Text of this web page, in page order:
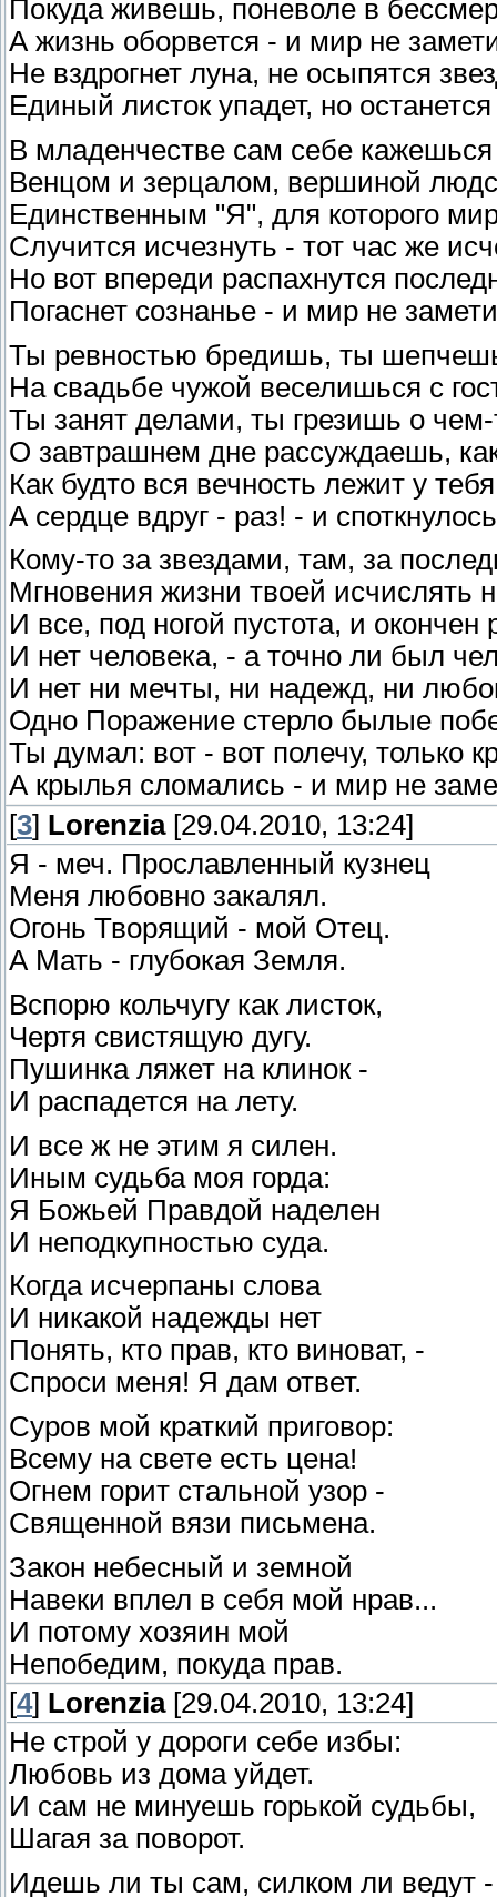
Покуда живешь, поневоле в
А жизнь оборвется - и мир не
Не вздрогнет луна, не осыпятся
Единый листок упадет, но
В младенчестве сам себе
Венцом и зерцалом, вершиной
Единственным "Я", для которого
Случится исчезнуть - тот час же
Но вот впереди распахнутся
Погаснет сознанье - и мир не
Ты ревностью бредишь, ты
На свадьбе чужой веселишься с
Ты занят делами, ты грезишь о
О завтрашнем дне рассуждаешь,
Как будто вся вечность лежит у
А сердце вдруг - раз! - и
Кому-то за звездами, там, за
Мгновения жизни твоей исчислять
И все, под ногой пустота, и окончен
И нет человека, - а точно ли был
И нет ни мечты, ни надежд, ни
Одно Поражение стерло былые
Ты думал: вот - вот полечу, только
А крылья сломались - и мир не
[3] Lorenzia[29.04.2010, 13:24]
Я - меч. Прославленный кузнец
Меня любовно закалял.
Огонь Творящий - мой Отец.
А Мать - глубокая Земля.
Вспорю кольчугу как листок,
Чертя свистящую дугу.
Пушинка ляжет на клинок -
И распадется на лету.
И все ж не этим я силен.
Иным судьба моя горда:
Я Божьей Правдой наделен
И неподкупностью суда.
Когда исчерпаны слова
И никакой надежды нет
Понять, кто прав, кто виноват, -
Спроси меня! Я дам ответ.
Суров мой краткий приговор:
Всему на свете есть цена!
Огнем горит стальной узор -
Священной вязи письмена.
Закон небесный и земной
Навеки вплел в себя мой нрав...
И потому хозяин мой
Непобедим, покуда прав.
[4] Lorenzia[29.04.2010, 13:24]
Не строй у дороги себе избы:
Любовь из дома уйдет.
И сам не минуешь горькой судьбы,
Шагая за поворот.
Идешь ли ты сам, силком ли ведут -